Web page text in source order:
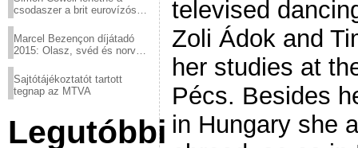
csodaszer a brit eurovízós
Marcel Bezençon díjátadó
2015: Olasz, svéd és norvég
Sajtótájékoztatót tartott
tegnap az MTVA
Legutóbbi
televised
Zoli Ádok and
her studies at
Pécs. Besides
in Hungary she